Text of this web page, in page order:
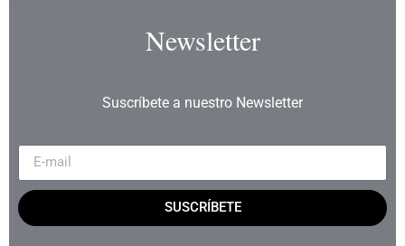
Newsletter
Suscríbete a nuestro Newsletter
SUSCRÍBETE